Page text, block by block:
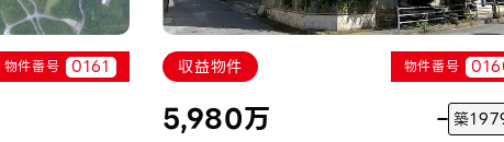
物件番号 0161 収益物件 物件番号
5,980万 築